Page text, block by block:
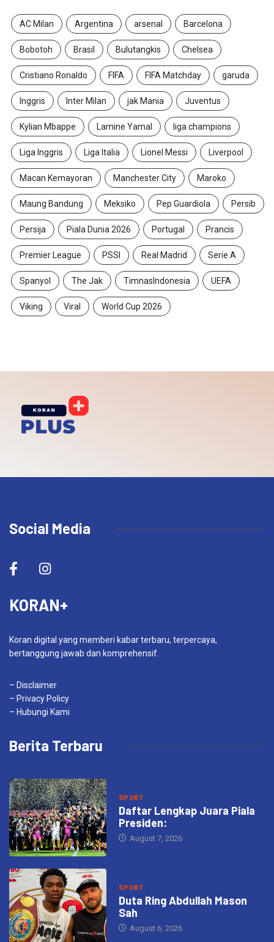
AC Milan Argentina arsenal Barcelona
Bobotoh Brasil Bulutangkis Chelsea
Cristiano Ronaldo FIFA FIFA Matchday garuda
Inggris Inter Milan jak Mania Juventus
Kylian Mbappe Lamine Yamal liga champions
Liga Inggris Liga Italia Lionel Messi Liverpool
Macan Kemayoran Manchester City Maroko
Maung Bandung Meksiko Pep Guardiola Persib
Persija Piala Dunia 2026 Portugal Prancis
Premier League PSSI Real Madrid Serie A
Spanyol The Jak TimnasIndonesia UEFA
Viking Viral World Cup 2026
Social Media
KORAN+
Koran digital yang memberi kabar terbaru, terpercaya,
bertanggung jawab dan komprehensif.
– Disclaimer
– Privacy Policy
– Hubungi Kami
Berita Terbaru
SPORT
Daftar Lengkap Juara Piala
Presiden:
August 7, 2026
SPORT
Duta Ring Abdullah Mason
Sah
August 6, 2026